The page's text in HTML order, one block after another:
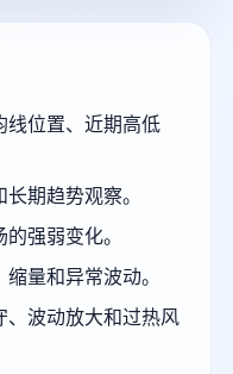
线位置、近期高低
期趋势观察。
强弱变化。
量和异常波动。
、波动放大和过热风